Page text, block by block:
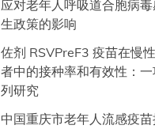
应对老年人呼吸道合胞病
生政策的影响
佐剂 RSVPreF3 疫苗在慢
者中的接种率和有效性：
列研究
中国重庆市老年人流感疫